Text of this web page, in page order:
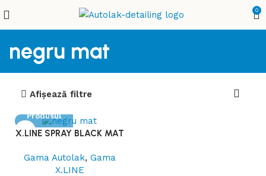
0
negru mat
Afișează filtre
Produsul
X.LINE SPRAY BLACK MAT
Gama Autolak, Gama
X.LINE